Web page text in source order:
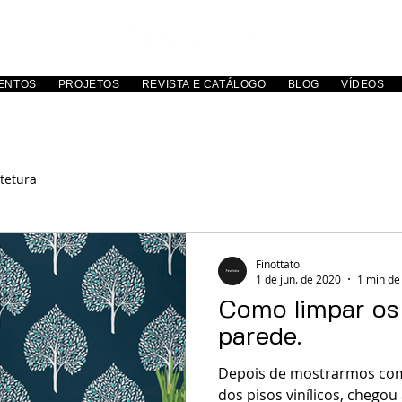
PROJETOS REVISTA E CATÁLOGO BLOG VÍDEOS
Como limpar
parede.
Depois de mostrarmos
dos pisos vinílicos,
Finottato
1 de jun. de 2020
1 min